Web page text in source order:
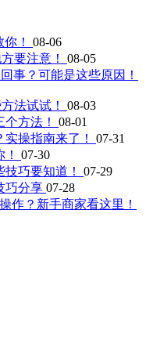
！ 08-06
要注意！ 08-05
事？可能是这些原因！
法试试！ 08-03
方法！ 08-01
实操指南来了！ 07-31
07-30
巧要知道！ 07-29
巧分享 07-28
作？新手商家看这里！